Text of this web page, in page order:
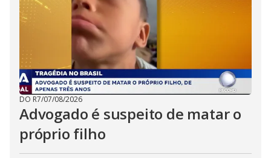
DO R7/07/08/2026
Advogado é suspeito de matar o
próprio filho